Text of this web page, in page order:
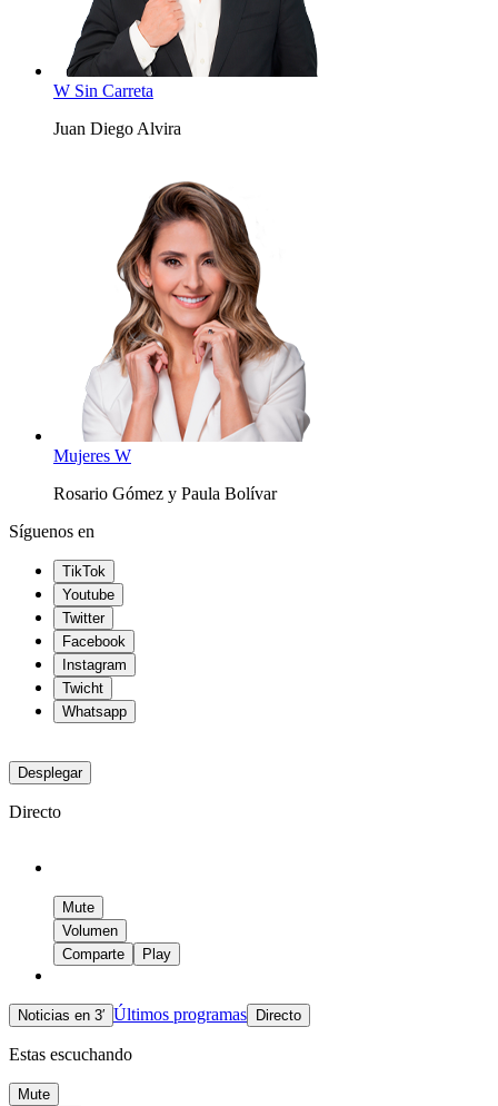
W Sin Carreta
Juan Diego Alvira
Mujeres W
Rosario Gómez y Paula Bolívar
Síguenos en
TikTok
Youtube
Twitter
Facebook
Instagram
Twicht
Whatsapp
Desplegar
Directo
Mute
Volumen
Comparte
Play
Noticias en 3′ Últimos programas Directo
Estas escuchando
Mute